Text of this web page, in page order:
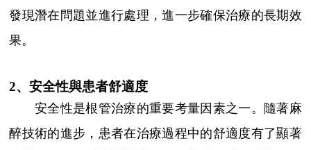
發現潛在問題並進行處理，進一步確保治療的長期效
果。
2、安全性與患者舒適度
安全性是根管治療的重要考量因素之一。隨著麻
醉技術的進步，患者在治療過程中的舒適度有了顯著